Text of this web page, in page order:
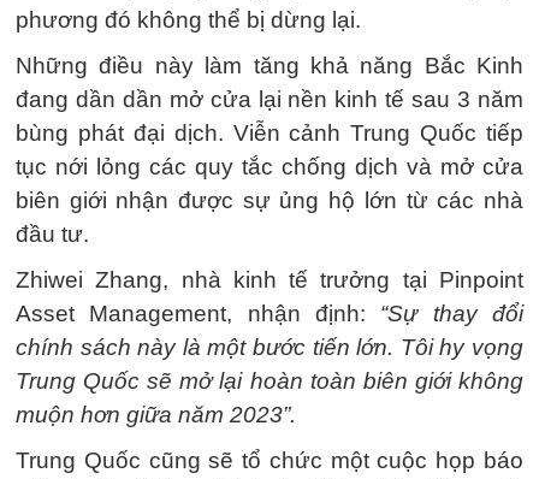
phương đó không thể bị dừng lại.
Những điều này làm tăng khả năng Bắc Kinh
đang dần dần mở cửa lại nền kinh tế sau 3 năm
bùng phát đại dịch. Viễn cảnh Trung Quốc tiếp
tục nới lỏng các quy tắc chống dịch và mở cửa
biên giới nhận được sự ủng hộ lớn từ các nhà
đầu tư.
Zhiwei Zhang, nhà kinh tế trưởng tại Pinpoint
Asset Management, nhận định: “Sự thay đổi
chính sách này là một bước tiến lớn. Tôi hy vọng
Trung Quốc sẽ mở lại hoàn toàn biên giới không
muộn hơn giữa năm 2023”.
Trung Quốc cũng sẽ tổ chức một cuộc họp báo